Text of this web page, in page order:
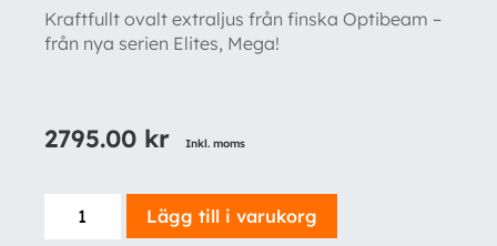
Kraftfullt ovalt extraljus från finska Optibeam –
från nya serien Elites, Mega!
2795.00 kr Inkl. moms
OPTIBEAM
Lägg till i varukorg